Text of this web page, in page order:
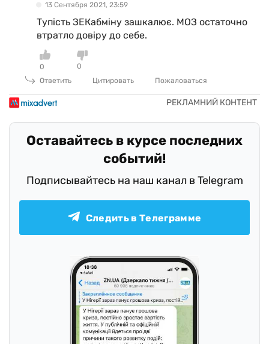
13 Сентября 2021, 23:59
Тупість ЗЕКабміну зашкалює. МОЗ остаточно
втратло довіру до себе.
0
0
Ответить
Цитировать Пожаловаться
Оставайтесь в курсе последних
событий!
Подписывайтесь на наш канал в Telegram
Следить в Телеграмме